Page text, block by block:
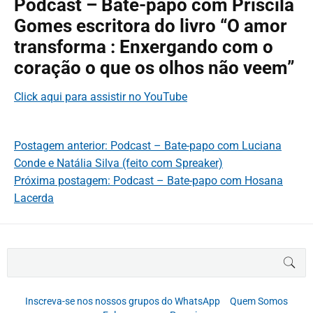
Podcast – Bate-papo com Priscila
Gomes escritora do livro “O amor
transforma : Enxergando com o
coração o que os olhos não veem”
Click aqui para assistir no YouTube
Postagem anterior: Podcast – Bate-papo com Luciana
Conde e Natália Silva (feito com Spreaker)
Próxima postagem: Podcast – Bate-papo com Hosana
Lacerda
Inscreva-se nos nossos grupos do WhatsApp
Quem Somos